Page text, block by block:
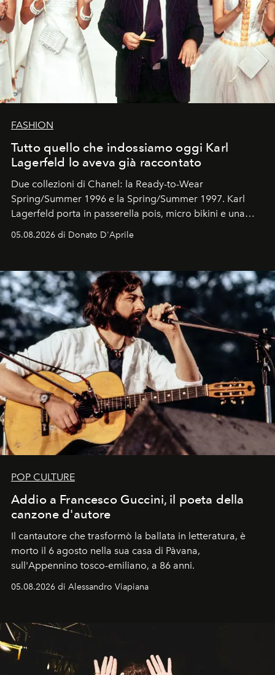
FASHION
Tutto quello che indossiamo oggi Karl
Lagerfeld lo aveva già raccontato
Due collezioni di Chanel: la Ready-to-Wear
Spring/Summer 1996 e la Spring/Summer 1997. Karl
Lagerfeld porta in passerella pois, micro bikini e una
Kate, Claudia e Carla una dietro l'altra. Trent'anni dopo,
uno dei documenti più contemporanei che abbiamo.
05.08.2026 di Donato D'Aprile
POP CULTURE
Addio a Francesco Guccini, il poeta della
canzone d'autore
Il cantautore che trasformò la ballata in letteratura, è
morto il 6 agosto nella sua casa di Pàvana,
sull'Appennino tosco-emiliano, a 86 anni.
05.08.2026 di Alessandro Viapiana